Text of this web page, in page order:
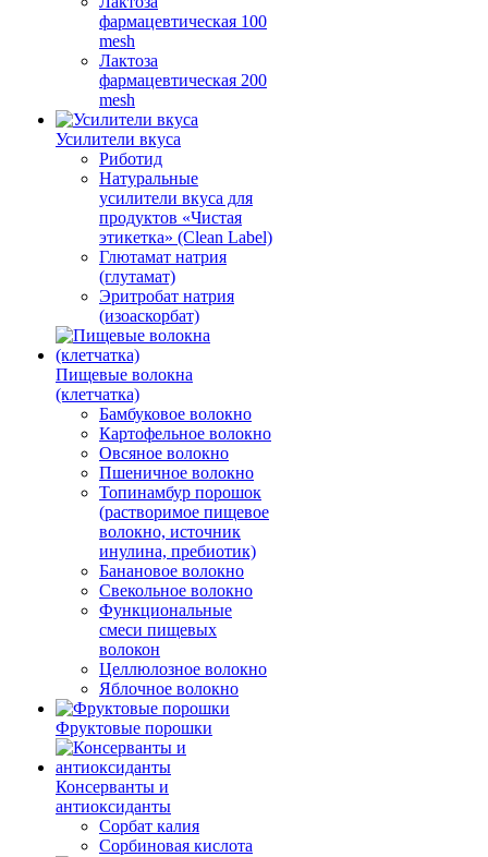
фармацевтическая 100
mesh
Лактоза
фармацевтическая 200
mesh
Усилители вкуса
Риботид
Натуральные
усилители вкуса для
продуктов «Чистая
этикетка» (Clean Label)
Глютамат натрия
(глутамат)
Эритробат натрия
(изоаскорбат)
Пищевые волокна
(клетчатка)
Бамбуковое волокно
Картофельное волокно
Овсяное волокно
Пшеничное волокно
Топинамбур порошок
(растворимое пищевое
волокно, источник
инулина, пребиотик)
Банановое волокно
Свекольное волокно
Функциональные
смеси пищевых
волокон
Целлюлозное волокно
Яблочное волокно
Фруктовые порошки
Консерванты и
антиоксиданты
Сорбат калия
Сорбиновая кислота